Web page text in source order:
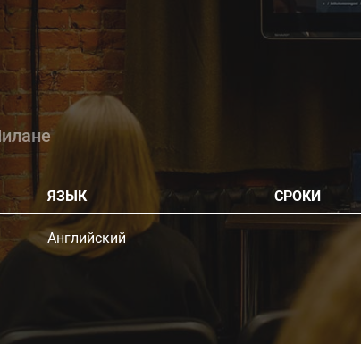
ЯЗЫК СРОКИ
Английский